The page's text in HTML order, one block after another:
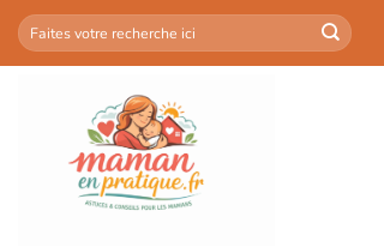
Passer
au